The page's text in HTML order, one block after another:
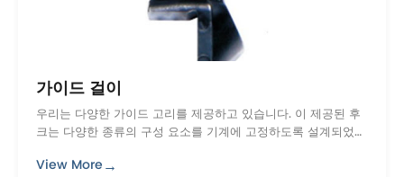
가이드 걸이
우리는 다양한 가이드 고리를 제공하고 있습니다. 이 제공된 후
크는 다양한 종류의 구성 요소를 기계에 고정하도록 설계되었습
View More→